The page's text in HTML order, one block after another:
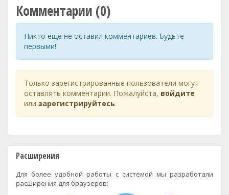
Комментарии (0)
Никто ещё не оставил комментариев. Будьте
первыми!
Только зарегистрированные пользователи могут
оставлять комментарии. Пожалуйста, войдите
или зарегистрируйтесь.
Расширения
Для более удобной работы с системой мы разработали
расширения для браузеров: